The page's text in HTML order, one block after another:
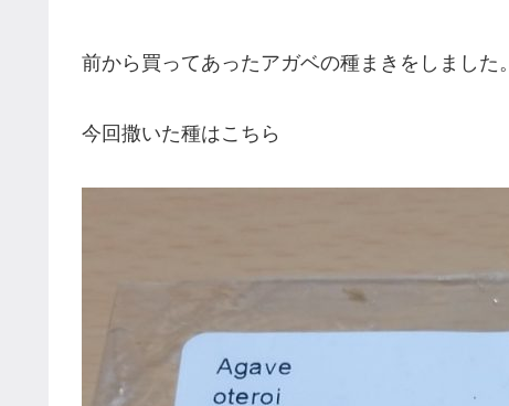
前から買ってあったアガベの種まきをしました。
今回撒いた種はこちら